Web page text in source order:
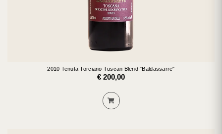
2010 Tenuta Torciano Tuscan Blend "Baldassarre"
€ 200,00